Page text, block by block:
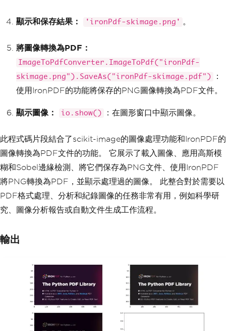
顯示和保存結果： 'ironPdf-skimage.png' 。
將圖像轉換為PDF：
ImageToPdfConverter.ImageToPdf("ironPdf-
skimage.png").SaveAs("ironPdf-skimage.pdf")
：
使用IronPDF的功能將保存的PNG圖像轉換為PDF文件。
顯示圖像： io.show() ：在圖形窗口中顯示圖像。
此程式碼片段結合了scikit-image的圖像處理功能和IronPDF的
圖像轉換為PDF文件的功能。 它展示了載入圖像、應用高斯模
糊和Sobel邊緣檢測、將它們保存為PNG文件、使用IronPDF
將PNG轉換為PDF，並顯示處理過的圖像。 此整合對於需要以
PDF格式處理、分析和紀錄圖像的任務非常有用，例如科學研
究、圖像分析報告或自動文件生成工作流程。
輸出